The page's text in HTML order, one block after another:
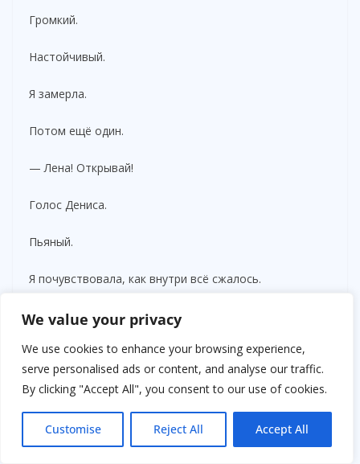
We value your privacy
We use cookies to enhance your browsing experience,
serve personalised ads or content, and analyse our traffic.
By clicking "Accept All", you consent to our use of cookies.
Customise Reject All Accept All
Громкий.
Настойчивый.
Я замерла.
Потом ещё один.
— Лена! Открывай!
Голос Дениса.
Пьяный.
Я почувствовала, как внутри всё сжалось.
— Я знаю, что ты там!
Он дёрнул ручку двери.
Сильно.
Потом ещё раз.